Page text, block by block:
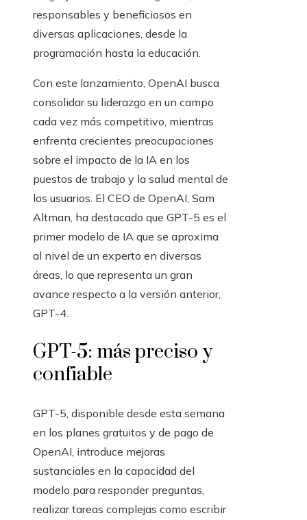
responsables y beneficiosos en
diversas aplicaciones, desde la
programación hasta la educación.
Con este lanzamiento, OpenAI busca
consolidar su liderazgo en un campo
cada vez más competitivo, mientras
enfrenta crecientes preocupaciones
sobre el impacto de la IA en los
puestos de trabajo y la salud mental de
los usuarios. El CEO de OpenAI, Sam
Altman, ha destacado que GPT-5 es el
primer modelo de IA que se aproxima
al nivel de un experto en diversas
áreas, lo que representa un gran
avance respecto a la versión anterior,
GPT-4.
GPT-5: más preciso y
confiable
GPT-5, disponible desde esta semana
en los planes gratuitos y de pago de
OpenAI, introduce mejoras
sustanciales en la capacidad del
modelo para responder preguntas,
realizar tareas complejas como escribir